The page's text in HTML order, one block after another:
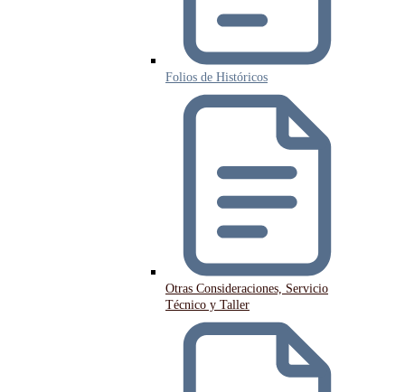
Folios de Históricos
Otras Consideraciones, Servicio
Técnico y Taller